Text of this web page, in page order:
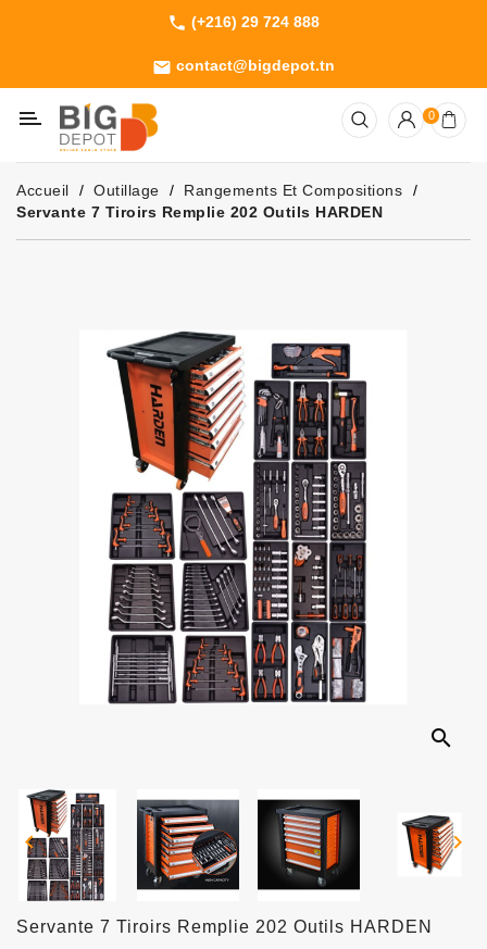
phone (+216) 29 724 888
email contact@bigdepot.tn
Machines
Outillage
Jardinage
Consommables
0
Accueil Outillage
Rangements Et Compositions
Servante 7 Tiroirs Remplie 202 Outils HARDEN
search
 
Servante 7 Tiroirs Remplie 202 Outils HARDEN